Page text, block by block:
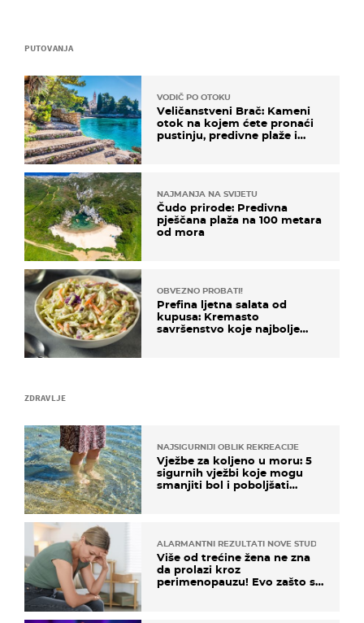
ZDRAVLJE
NAJSIGURNIJI OBLIK REKREACIJE
Vježbe za koljeno u moru: 5
sigurnih vježbi koje mogu
smanjiti bol i poboljšati
ALARMANTNI REZULTATI NOVE STUDIJE
Više od trećine žena ne zna
da prolazi kroz
perimenopauzu! Evo zašto su
PUTOVANJA
VODIČ PO OTOKU
Veličanstveni Brač: Kameni
otok na kojem ćete pronaći
pustinju, predivne plaže i
NAJMANJA NA SVIJETU
Čudo prirode: Predivna
pješčana plaža na 100 metara
od mora
OBVEZNO PROBATI!
Prefina ljetna salata od
kupusa: Kremasto
savršenstvo koje najbolje